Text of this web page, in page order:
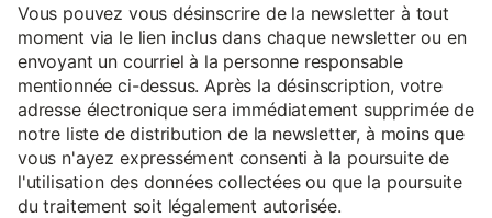
Vous pouvez vous désinscrire de la newsletter à tout
moment via le lien inclus dans chaque newsletter ou en
envoyant un courriel à la personne responsable
mentionnée ci-dessus. Après la désinscription, votre
adresse électronique sera immédiatement supprimée de
notre liste de distribution de la newsletter, à moins que
vous n'ayez expressément consenti à la poursuite de
l'utilisation des données collectées ou que la poursuite
du traitement soit légalement autorisée.